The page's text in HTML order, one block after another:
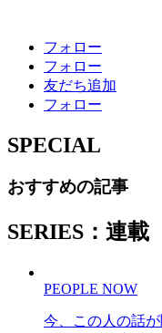
フォロー
フォロー
友だち追加
フォロー
SPECIAL
おすすめの記事
SERIES：連載
PEOPLE NOW
今、この人の話